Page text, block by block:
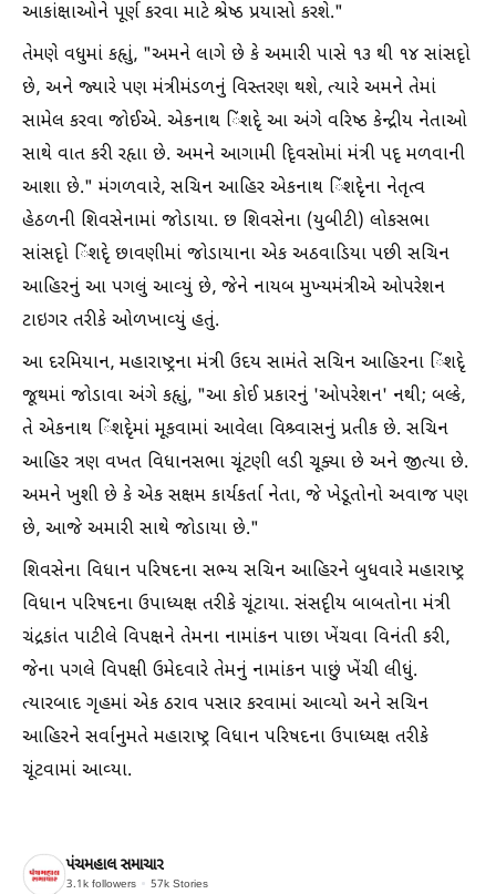
આકાંક્ષાઓને પૂર્ણ કરવા માટે શ્રેષ્ઠ પ્રયાસો કરશે."
તેમણે વધુમાં કહૃાું, "અમને લાગે છે કે અમારી પાસે ૧૩ થી ૧૪ સાંસદૃો
છે, અને જ્યારે પણ મંત્રીમંડળનું વિસ્તરણ થશે, ત્યારે અમને તેમાં
સામેલ કરવા જોઈએ. એકનાથ િંશદૃે આ અંગે વરિષ્ઠ કેન્દ્રીય નેતાઓ
સાથે વાત કરી રહૃાા છે. અમને આગામી દિૃવસોમાં મંત્રી પદૃ મળવાની
આશા છે." મંગળવારે, સચિન આહિર એકનાથ િંશદૃેના નેતૃત્વ
હેઠળની શિવસેનામાં જોડાયા. છ શિવસેના (યુબીટી) લોકસભા
સાંસદૃો િંશદૃે છાવણીમાં જોડાયાના એક અઠવાડિયા પછી સચિન
આહિરનું આ પગલું આવ્યું છે, જેને નાયબ મુખ્યમંત્રીએ ઓપરેશન
ટાઇગર તરીકે ઓળખાવ્યું હતું.
આ દરમિયાન, મહારાષ્ટ્રના મંત્રી ઉદય સામંતે સચિન આહિરના િંશદૃે
જૂથમાં જોડાવા અંગે કહૃાું, "આ કોઈ પ્રકારનું 'ઓપરેશન' નથી; બલ્કે,
તે એકનાથ િંશદૃેમાં મૂકવામાં આવેલા વિશ્ર્વાસનું પ્રતીક છે. સચિન
આહિર ત્રણ વખત વિધાનસભા ચૂંટણી લડી ચૂક્યા છે અને જીત્યા છે.
અમને ખુશી છે કે એક સક્ષમ કાર્યકર્તા નેતા, જે ખેડૂતોનો અવાજ પણ
છે, આજે અમારી સાથે જોડાયા છે."
શિવસેના વિધાન પરિષદના સભ્ય સચિન આહિરને બુધવારે મહારાષ્ટ્ર
વિધાન પરિષદના ઉપાધ્યક્ષ તરીકે ચૂંટાયા. સંસદૃીય બાબતોના મંત્રી
ચંદ્રકાંત પાટીલે વિપક્ષને તેમના નામાંકન પાછા ખેંચવા વિનંતી કરી,
જેના પગલે વિપક્ષી ઉમેદવારે તેમનું નામાંકન પાછું ખેંચી લીધું.
ત્યારબાદ ગૃહમાં એક ઠરાવ પસાર કરવામાં આવ્યો અને સચિન
આહિરને સર્વાનુમતે મહારાષ્ટ્ર વિધાન પરિષદના ઉપાધ્યક્ષ તરીકે
ચૂંટવામાં આવ્યા.
પંચમહાલ સમાચાર
3.1k followers 57k Stories